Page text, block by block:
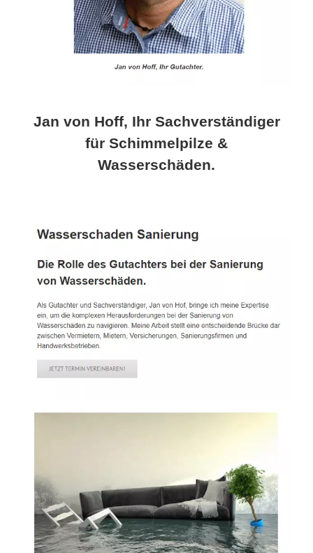
Jan von Hoff, Ihr Sachverständiger
für Schimmelpilze &
Wasserschäden.